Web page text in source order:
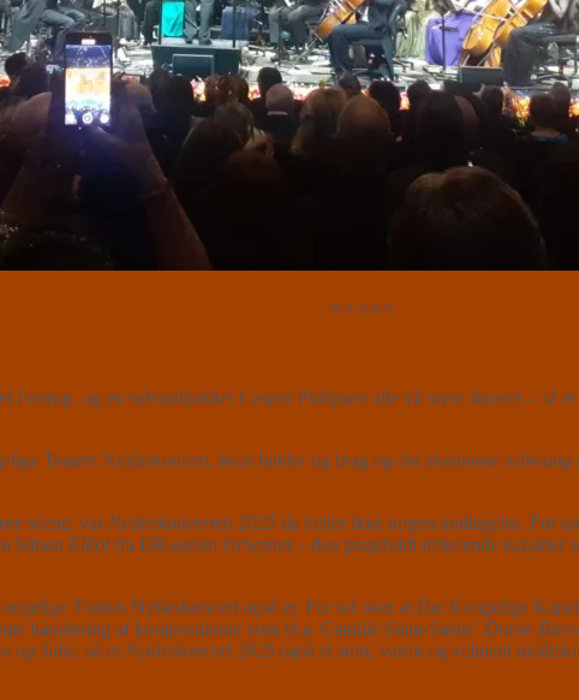
⭐⭐⭐⭐⭐
Futtrup, og en sølvindpakket Caspar Philipson alle vil styre showet – så
Teaters Nytårskoncert, hvor bulder og brag og det skønneste schwung
scene, var Nytårskoncerten 2025 da heller ikke nogen undtagelse. For
Simon Elliotfra DR-serien Orkestret– den pragtfuldt irriterende karakter
Teaters Nytårskoncert også er. For ud over at Det Kongelige
håndtering af kompositioner som bl.a. Camille Saint-Saëns’ Danse
og Julie, så er Nytårskoncert 2025 også et stort, varmt og velment